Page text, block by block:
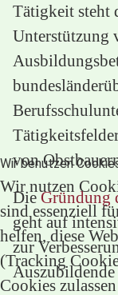
Tätigkeit steht
Unterstützung
von
DieGründung
geht auf
zur
Wir benutzen
Wir nutzen
sind essenziell
helfen, diese
(Tracking
Cookies